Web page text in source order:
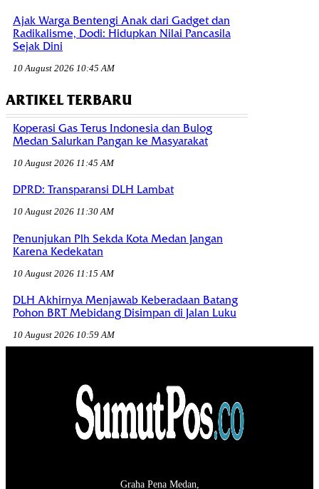
Ajak Warga Bentengi Anak dari Gadget dan
Radikalisme, Dodi: Hidupkan Nilai Pancasila
Sejak Dini
10 August 2026 10:45 AM
ARTIKEL TERBARU
Koperasi Gas Terus Indonesia dan Bulog
Medan Salurkan Pangan ke Masyarakat
10 August 2026 11:45 AM
DPRD: Transparansi DLH Lambat
10 August 2026 11:30 AM
Penunjukan Plh Sekda Kota Medan Jangan
Karena Kedekatan
10 August 2026 11:15 AM
DLH Akhirnya Menjawab Keberadaan Batang
Pohon BRT Mebidang Disimpan di Jalan Luku
10 August 2026 10:59 AM
Graha Pena Medan,